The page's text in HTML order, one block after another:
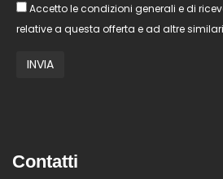
Accetto le condizioni generali e di
relative a questa offerta e ad altre similari
Contatti